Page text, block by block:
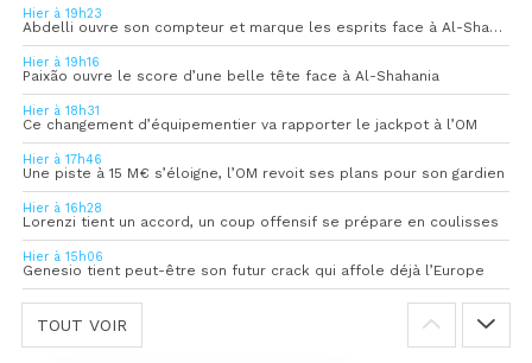
Hier à 19h23
Abdelli ouvre son compteur et marque les esprits face à Al-Shahania
Hier à 19h16
Paixão ouvre le score d’une belle tête face à Al-Shahania
Hier à 18h31
Ce changement d’équipementier va rapporter le jackpot à l’OM
Hier à 17h46
Une piste à 15 M€ s’éloigne, l’OM revoit ses plans pour son gardien
Hier à 16h28
Lorenzi tient un accord, un coup offensif se prépare en coulisses
Hier à 15h06
Genesio tient peut-être son futur crack qui affole déjà l’Europe
TOUT VOIR